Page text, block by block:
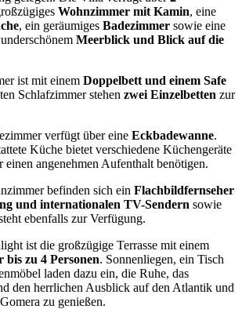
Wohnzimmer mit Kamin, eine
, ein geräumiges Badezimmer sowie eine
Meerblick und Blick auf die
ist mit einem Doppelbett und einem Safe
Schlafzimmer stehen zwei Einzelbetten zur
verfügt über eine Eckbadewanne.
Küche bietet verschiedene Küchengeräte
einen angenehmen Aufenthalt benötigen.
befinden sich ein Flachbildfernseher
und internationalen TV-Sendern sowie
ebenfalls zur Verfügung.
ist die großzügige Terrasse mit einem
zu 4 Personen. Sonnenliegen, ein Tisch
laden dazu ein, die Ruhe, das
den herrlichen Ausblick auf den Atlantik und
zu genießen.